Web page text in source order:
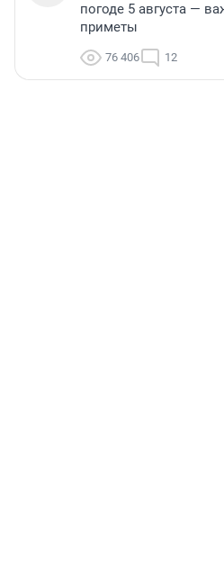
погоде 5 августа —
приметы
76 406 12